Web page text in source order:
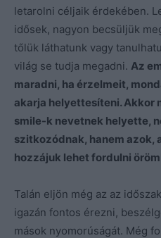
letarolni céljaik érdekében.
idősek, nagyon becsüljük
tőlük láthatunk vagy
világ se tudja megadni. Az
maradni, ha érzelmeit,
akarja helyettesíteni. Akkor
smile-k nevetnek helyette,
szitkozódnak, hanem azok,
hozzájuk lehet fordulni
Talán eljön még az az
igazán fontos érezni,
mások nyomorúságát. Még